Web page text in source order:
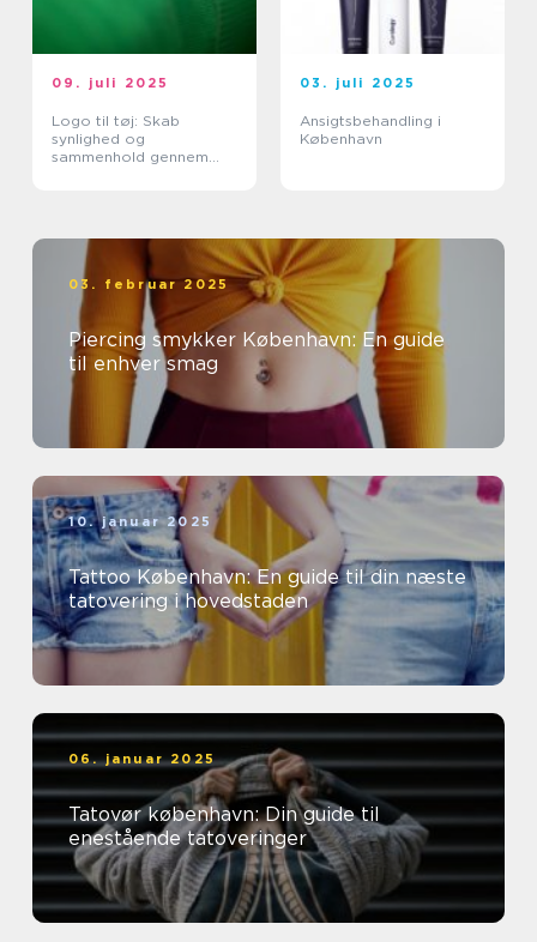
09. juli 2025
Logo til tøj: Skab
synlighed og
sammenhold gennem
03. juli 2025
Ansigtsbehandling i
København
03. februar 2025
Piercing smykker København: En guide
til enhver smag
10. januar 2025
Tattoo København: En guide til din næste
tatovering i hovedstaden
06. januar 2025
Tatovør københavn: Din guide til
enestående tatoveringer